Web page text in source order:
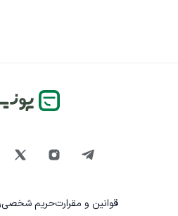
قوانین و مقرارتحریم شخصی